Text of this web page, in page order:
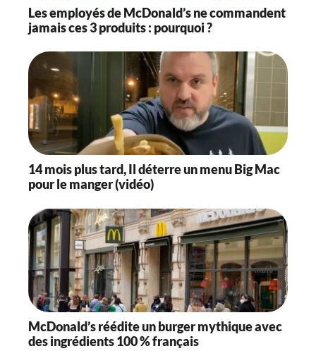
Les employés de McDonald’s ne commandent
jamais ces 3 produits : pourquoi ?
14 mois plus tard, Il déterre un menu Big Mac
pour le manger (vidéo)
McDonald’s réédite un burger mythique avec
des ingrédients 100 % français